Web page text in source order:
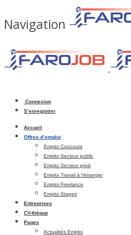
Navigation
Connexion
S’enregistrer
Accueil
Offres d’emploi
Emploi Concours
Emploi Secteur public
Emploi Secteur privé
Emploi Travail à l’étranger
Emploi Freelance
Emploi Stages
Entreprises
CV-thèque
Pages
Actualités Emploi